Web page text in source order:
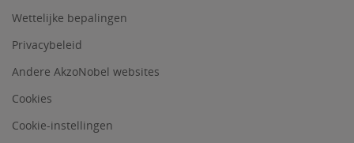
Wettelijke bepalingen
Privacybeleid
Andere AkzoNobel websites
Cookies
Cookie-instellingen